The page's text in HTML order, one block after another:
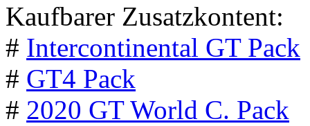
Kaufbarer Zusatzkontent:
# Intercontinental GT Pack
# GT4 Pack
# 2020 GT World C. Pack